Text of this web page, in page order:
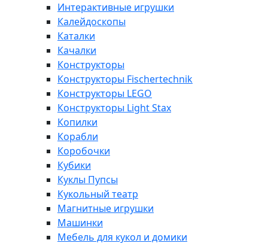
Интерактивные игрушки
Калейдоскопы
Каталки
Качалки
Конструкторы
Конструкторы Fisсhertechnik
Конструкторы LEGO
Конструкторы Light Stax
Копилки
Корабли
Коробочки
Кубики
Куклы Пупсы
Кукольный театр
Магнитные игрушки
Машинки
Мебель для кукол и домики